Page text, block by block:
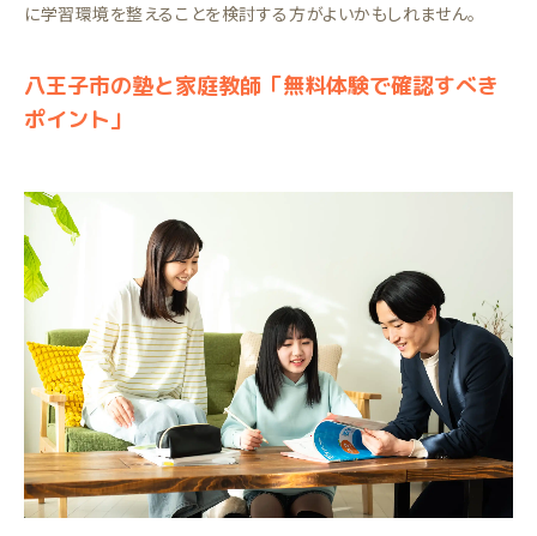
に学習環境を整えることを検討する方がよいかもしれません。
八王子市の塾と家庭教師「無料体験で確認すべき
ポイント」